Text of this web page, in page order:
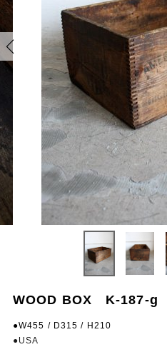
WOOD BOX K-187-g
●W455 / D315 / H210
●USA